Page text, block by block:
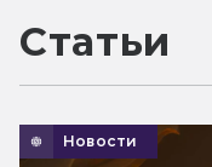
Статьи
Новости